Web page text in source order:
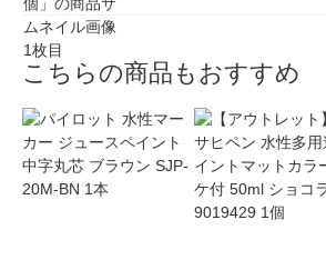
こちらの商品もおすすめ